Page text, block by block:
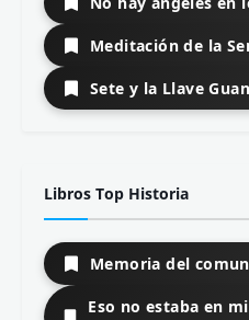
Meditación de la
Sete y la Llave
Libros Top Historia
Memoria del
Eso no estaba en